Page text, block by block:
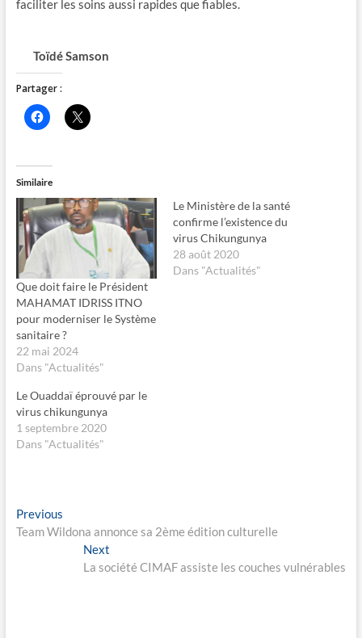
faciliter les soins aussi rapides que fiables.
Toïdé Samson
Partager :
C
l
e
z
p
o
u
r
p
r
t
a
g
e
r
s
u
r
F
a
c
o
o
k
(
o
u
n
s
u
C
l
o
u
r
p
r
a
g
e
r
s
u
o
r
e
d
a
n
s
e
l
l
e
Similaire
Que doit faire le Président
MAHAMAT IDRISS ITNO
pour moderniser le Système
sanitaire ?
22 mai 2024
Dans "Actualités"
Le Ministère de la santé
confirme l’existence du
virus Chikungunya
28 août 2020
Dans "Actualités"
Le Ouaddaï éprouvé par le
virus chikungunya
1 septembre 2020
Dans "Actualités"
Navigation
de
l’article
PreviousPrevious
post:
Team Wildona annonce sa 2ème édition culturelle
Next
post:
La société CIMAF assiste les couches vulnérables